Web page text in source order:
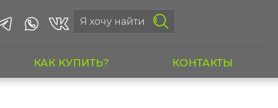
КАК КУПИТЬ? КОНТАКТЫ